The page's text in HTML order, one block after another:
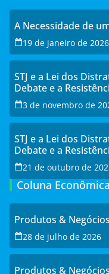
A Necessidade de
19 de janeiro de 2026
STJ e a Lei dos
Debate e a
3 de novembro de
STJ e a Lei dos
Debate e a
21 de outubro de
Coluna Econômica
Produtos &
28 de julho de 2026
Produtos &